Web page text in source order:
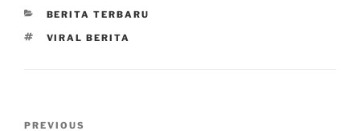
CATEGORIES
BERITA TERBARU
TAGS
VIRAL BERITA
Previous
PREVIOUS